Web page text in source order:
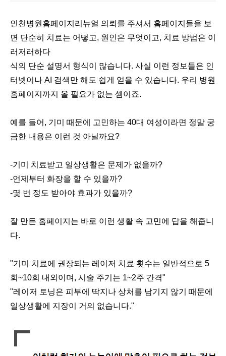
인천병원홈페이지리뉴얼 의뢰를 주셔서 홈페이지들을 보
면 단순히 치료는 어떻고, 원인은 무엇이고, 치료 방법은 이
러저러하다
식의 단순 설명서 형식이 많습니다. 사실 이런 정보들은 인
터넷이나 AI 검색만 해도 쉽게 얻을 수 있습니다. 우리 병원
홈페이지까지 올 필요가 없는 셈이죠.
예를 들어, 기미 때문에 고민하는 40대 여성이라면 정말 궁
금한 내용은 이런 것 아닐까요?
-기미 치료받고 일상생활은 문제가 없을까?
-언제부터 화장을 할 수 있을까?
-몇 번 정도 받아야 효과가 있을까?
잘 만든 홈페이지는 바로 이런 생활 속 고민에 답을 해줍니
다.
"기미 치료에 권장되는 레이저 치료 횟수는 일반적으로 5
회~10회 내외이며, 시술 주기는 1~2주 간격"
"레이저 토닝은 피부에 딱지나 상처를 남기지 않기 때문에
일상생활에 지장이 거의 없습니다."